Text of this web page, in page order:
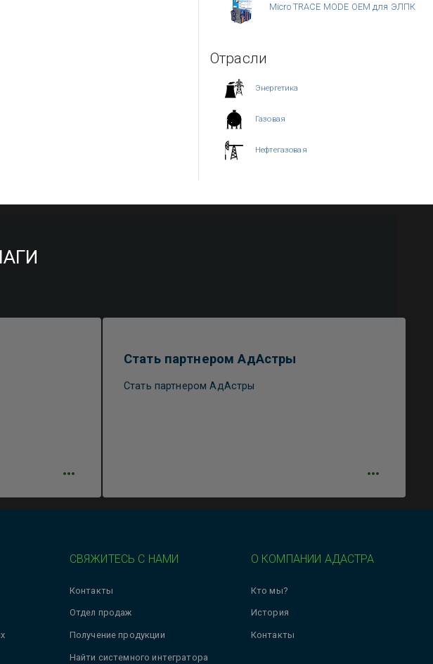
Micro TRACE MODE OEM для ЭЛПК
Отрасли
Энергетика
Газовая
Нефтегазовая
Стать партнером АдАстры
Стать партнером АдАстры
СВЯЖИТЕСЬ С НАМИ
Контакты
Отдел продаж
Получение продукции
Найти системного интегратора
О КОМПАНИИ АДАСТРА
Кто мы?
История
Контакты